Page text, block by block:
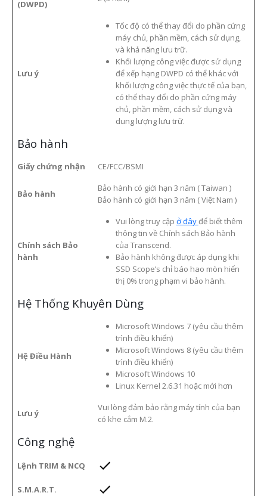
(DWPD)
Lưu ý
Tốc độ có thể thay đổi do phần cứng
máy chủ, phần mềm, cách sử dụng,
và khả năng lưu trữ.
Khối lượng công việc được sử dụng
để xếp hạng DWPD có thể khác với
khối lượng công việc thực tế của bạn,
có thể thay đổi do phần cứng máy
chủ, phần mềm, cách sử dụng và
dung lượng lưu trữ.
Bảo hành
Giấy chứng nhận CE/FCC/BSMI
Bảo hành
Bảo hành có giới hạn 3 năm ( Taiwan )
Bảo hành có giới hạn 3 năm ( Việt Nam )
Chính sách Bảo
hành
Vui lòng truy cập ở đâyđể biết thêm
thông tin về Chính sách Bảo hành
của Transcend.
Bảo hành không được áp dụng khi
SSD Scope’s chỉ báo hao mòn hiển
thị 0% trong phạm vi bảo hành.
Hệ Thống Khuyên Dùng
Hệ Điều Hành
Microsoft Windows 7 (yêu cầu thêm
trình điều khiển)
Microsoft Windows 8 (yêu cầu thêm
trình điều khiển)
Microsoft Windows 10
Linux Kernel 2.6.31 hoặc mới hơn
Lưu ý
Vui lòng đảm bảo rằng máy tính của bạn
có khe cắm M.2.
Công nghệ
Lệnh TRIM & NCQ
S.M.A.R.T.